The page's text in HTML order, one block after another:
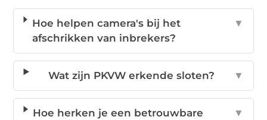
Hoe helpen camera's bij het
afschrikken van inbrekers?
▼
Wat zijn PKVW erkende sloten? ▼
Hoe herken je een betrouwbare
▼